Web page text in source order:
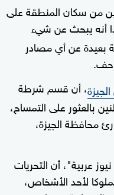
من سكان المنطقة على
أنه يبحث عن شيء
بعيدة عن أي مصادر
، أن قسم شرطة
بالعثور على التمساح،
محافظة الجيزة،
عربية"، أن التحريات
لأحد الأشخاص،